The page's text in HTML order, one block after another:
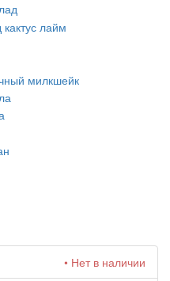
лайм
милкшейк
• Нет в наличии